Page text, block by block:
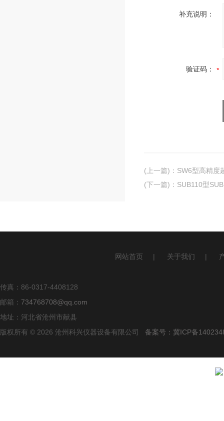
补充说明：
验证码：
(上一篇) ： SW6型高精度
(下一篇) ： SUB110型
网站首页 | 关于我们 |
传真：86-0317-4408128
邮箱： 734768708@qq.com
地址：河北省沧州市献县
版权所有 © 2026 沧州科兴仪器设备有限公司 备案号：冀ICP备